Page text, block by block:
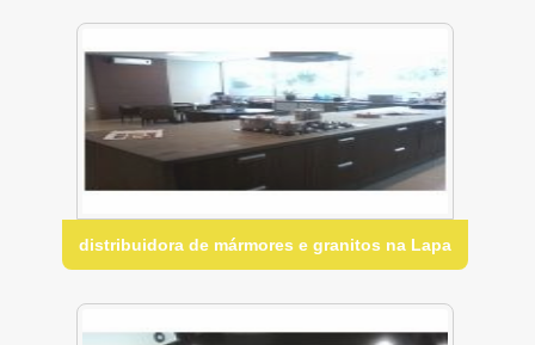
distribuidora de mármores e granitos na Lapa